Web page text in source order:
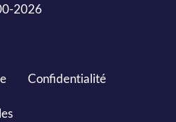
2026
Confidentialité